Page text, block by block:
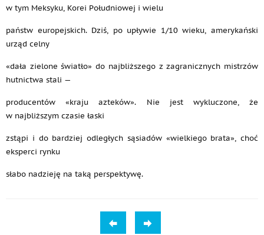
w tym Meksyku, Korei Południowej i wielu
państw europejskich. Dziś, po upływie 1/10 wieku, amerykański
urząd celny
«dała zielone światło» do najbliższego z zagranicznych mistrzów
hutnictwa stali —
producentów «kraju azteków». Nie jest wykluczone, że
w najbliższym czasie łaski
zstąpi i do bardziej odległych sąsiadów «wielkiego brata», choć
eksperci rynku
słabo nadzieję na taką perspektywę.